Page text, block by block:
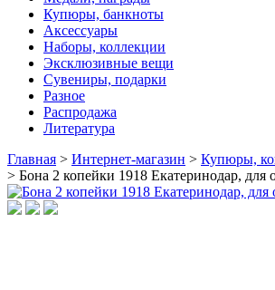
Купюры, банкноты
Аксессуары
Наборы, коллекции
Эксклюзивные вещи
Сувениры, подарки
Разное
Распродажа
Литература
Главная > Интернет-магазин > Купюры,
> Бона 2 копейки 1918 Екатеринодар, для